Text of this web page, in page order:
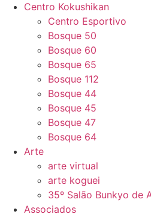
Centro Kokushikan
Centro Esportivo
Bosque 50
Bosque 60
Bosque 65
Bosque 112
Bosque 44
Bosque 45
Bosque 47
Bosque 64
Arte
arte virtual
arte koguei
35º Salão Bunkyo de
Associados